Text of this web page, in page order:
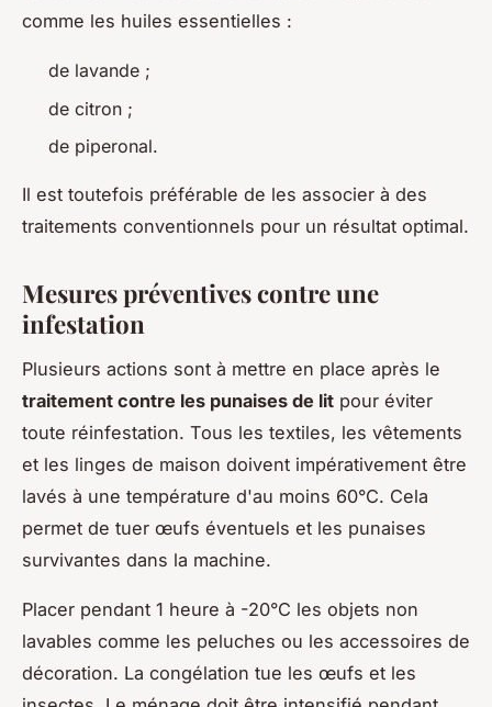
comme les huiles essentielles :
de lavande ;
de citron ;
de piperonal.
Il est toutefois préférable de les associer à des
traitements conventionnels pour un résultat optimal.
Mesures préventives contre une
infestation
Plusieurs actions sont à mettre en place après le
traitement contre les punaises de lit pour éviter
toute réinfestation. Tous les textiles, les vêtements
et les linges de maison doivent impérativement être
lavés à une température d'au moins 60°C. Cela
permet de tuer œufs éventuels et les punaises
survivantes dans la machine.
Placer pendant 1 heure à -20°C les objets non
lavables comme les peluches ou les accessoires de
décoration. La congélation tue les œufs et les